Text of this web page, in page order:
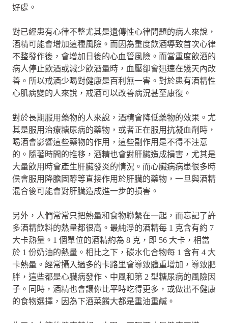
好處。
對已經患有心律不整尤其是遺傳性心律問題的病人來說，
酒精可能會增加這種風險。而因為重度飲酒導致首次心律
不整發作後，會增加日後的心血管風險。而當重度飲酒的
病人停止飲酒或減少飲酒量時，血壓卻會迅速在幾天內改
善。所以戒酒少喝對健康是百利無一害。對於患有酒精性
心肌病變的人來說，戒酒可以改善病況甚至康復。
對於長期服用藥物的人來說，酒精會降低藥物的效果。尤
其是服用治療糖尿病的藥物，或者正在服用抗凝血劑時，
喝酒會影響這些藥物的作用，這些副作用是不得不注意
的。隨著時間的推移，酒精也會對肝臟造成損害，尤其是
大量飲用時會產生肝臟發炎的情況。而心臟病病患很多時
侯會服用降膽固醇等直接作用於肝臟的藥物，一旦與酒精
混合後可能會對肝臟造成進一步的損害。
另外，人們常常只把熱量和食物聯繫在一起，而忘記了許
多酒精飲料的熱量都很高。最純淨的酒精每 1 克含有約 7
大卡熱量。1 個單位的酒精約為 8 克，即 56 大卡，相當
於 1 份奶油的熱量。相比之下，碳水化合物每 1 含有 4 大
卡熱量。經常攝入過多的卡路里會導致體重增加，導致肥
胖，這些都是心臟病發作、中風和第 2 型糖尿病的風險因
子。同時，酒精也會讓你比平時吃得更多，或做出不健康
的食物選擇，因為下酒菜餚大都是重油重鹹。